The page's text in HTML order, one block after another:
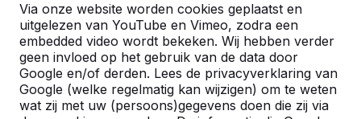
Via onze website worden cookies geplaatst en
uitgelezen van YouTube en Vimeo, zodra een
embedded video wordt bekeken. Wij hebben verder
geen invloed op het gebruik van de data door
Google en/of derden. Lees de privacyverklaring van
Google (welke regelmatig kan wijzigen) om te weten
wat zij met uw (persoons)gegevens doen die zij via
Een speltafel voor oneindig
buitenspeelplezier:
weerbestendig, oerdegelijk en
daarom dus een duurzame
keuze.
Voetvolleybal is een
van tafeltennis en
op een schoolplein,
openbare ruimte.